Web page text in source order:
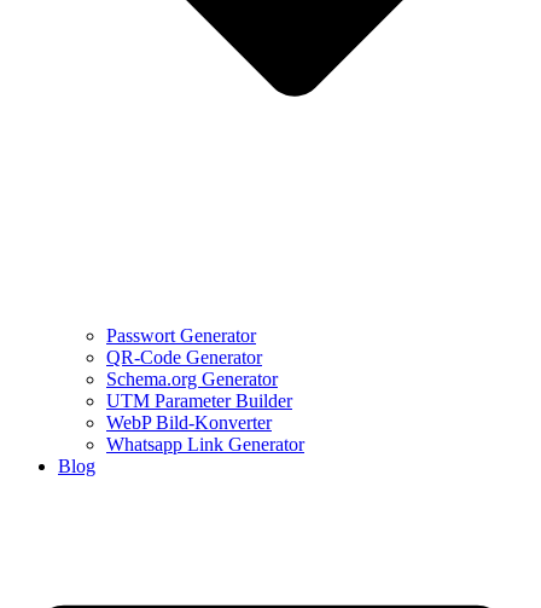
Passwort Generator
QR-Code Generator
Schema.org Generator
UTM Parameter Builder
WebP Bild-Konverter
Whatsapp Link Generator
Blog